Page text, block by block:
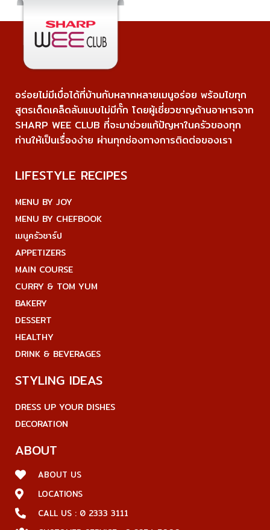
อร่อยไม่มีเบื่อได้ที่บ้านกับหลากหลายเมนูอร่อย พร้อมไขทุก
สูตรเด็ดเคล็ดลับแบบไม่มีกั๊ก โดยผู้เชี่ยวชาญด้านอาหารจาก
SHARP WEE CLUB ที่จะมาช่วยแก้ปัญหาในครัวของทุก
ท่านให้เป็นเรื่องง่าย ผ่านทุกช่องทางการติดต่อของเรา
LIFESTYLE RECIPES
MENU BY JOY
MENU BY CHEFBOOK
เมนูครัวชาร์ป
APPETIZERS
MAIN COURSE
CURRY & TOM YUM
BAKERY
DESSERT
HEALTHY
DRINK & BEVERAGES
STYLING IDEAS
DRESS UP YOUR DISHES
DECORATION
ABOUT
ABOUT US
LOCATIONS
CALL US : 0 2333 3111